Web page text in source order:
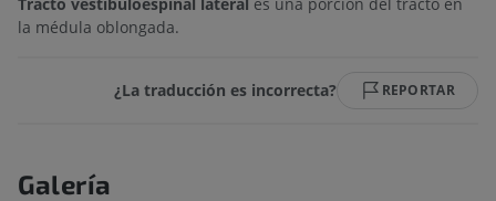
la médula oblongada.
¿La traducción es incorrecta? REPORTAR
Galería